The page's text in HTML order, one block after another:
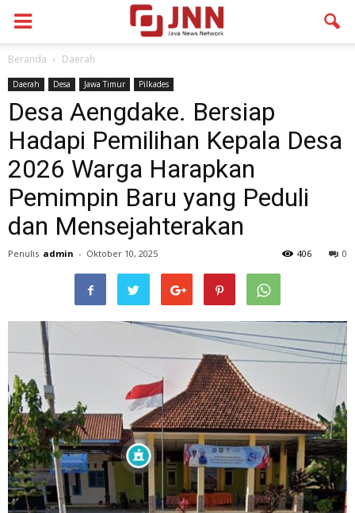
Beranda Daerah
Daerah Desa Jawa Timur Pilkades
Desa Aengdake. Bersiap
Hadapi Pemilihan Kepala Desa
2026 Warga Harapkan
Pemimpin Baru yang Peduli
dan Mensejahterakan
Penulis admin - Oktober 10, 2025 0
406